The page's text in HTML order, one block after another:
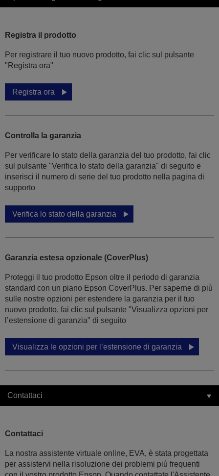
Registra il prodotto
Per registrare il tuo nuovo prodotto, fai clic sul pulsante
"Registra ora"
Registra ora
Controlla la garanzia
Per verificare lo stato della garanzia del tuo prodotto, fai clic
sul pulsante "Verifica lo stato della garanzia" di seguito e
inserisci il numero di serie del tuo prodotto nella pagina di
supporto
Verifica lo stato della garanzia
Garanzia estesa opzionale (CoverPlus)
Proteggi il tuo prodotto Epson oltre il periodo di garanzia
standard con un piano Epson CoverPlus. Per saperne di più
sulle nostre opzioni per estendere la garanzia per il tuo
nuovo prodotto, fai clic sul pulsante "Visualizza opzioni per
l’estensione di garanzia" di seguito
Visualizza le opzioni per l’estensione di garanzia
Contattaci
Contattaci
La nostra assistente virtuale online, EVA, è stata progettata
per assistervi nella risoluzione dei problemi più frequenti